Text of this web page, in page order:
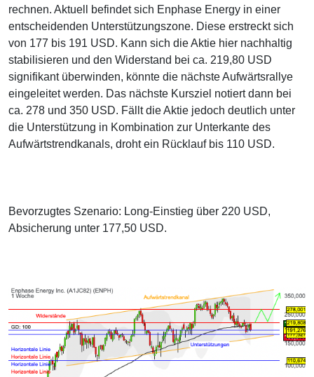
rechnen. Aktuell befindet sich Enphase Energy in einer
entscheidenden Unterstützungszone. Diese erstreckt sich
von 177 bis 191 USD. Kann sich die Aktie hier nachhaltig
stabilisieren und den Widerstand bei ca. 219,80 USD
signifikant überwinden, könnte die nächste Aufwärtsrallye
eingeleitet werden. Das nächste Kursziel notiert dann bei
ca. 278 und 350 USD. Fällt die Aktie jedoch deutlich unter
die Unterstützung in Kombination zur Unterkante des
Aufwärtstrendkanals, droht ein Rücklauf bis 110 USD.
Bevorzugtes Szenario: Long-Einstieg über 220 USD,
Absicherung unter 177,50 USD.